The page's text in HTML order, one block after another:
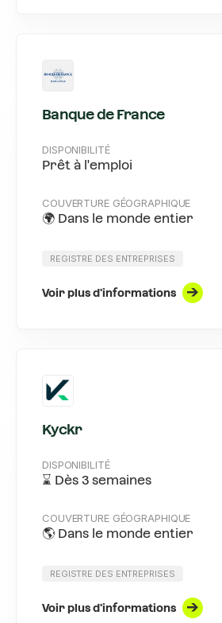
Banque de France
DISPONIBILITÉ
Prêt à l'emploi
COUVERTURE GÉOGRAPHIQUE
🌍 Dans le monde entier
REGISTRE DES ENTREPRISES
Voir plus d'informations
Kyckr
DISPONIBILITÉ
⌛ Dès 3 semaines
COUVERTURE GÉOGRAPHIQUE
🌎 Dans le monde entier
REGISTRE DES ENTREPRISES
Voir plus d'informations